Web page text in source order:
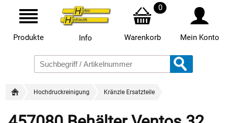
Produkte Info
0
Warenkorb Mein Konto
Hochdruckreinigung Kränzle Ersatzteile